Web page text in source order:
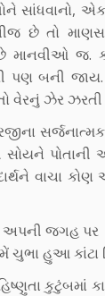
સાંધવાનો,
છે તો
જ.
પણ બની
વેરનું ઝેર ઝરતી
પોતાની
વાચા
અપની જગહ પર
ચુભા હુઆ કાંટા
કુટુંબમાં